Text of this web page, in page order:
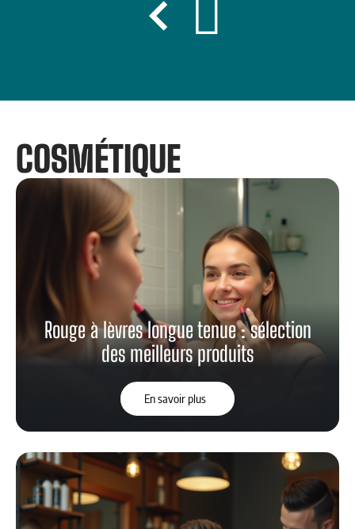
COSMÉTIQUE
Rouge à lèvres longue tenue : sélection
des meilleurs produits
En savoir plus